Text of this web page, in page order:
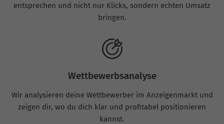
entsprechen und nicht nur Klicks, sondern echten Umsatz
bringen.
Wettbewerbsanalyse
Wir analysieren deine Wettbewerber im Anzeigenmarkt und
zeigen dir, wo du dich klar und profitabel positionieren
kannst.